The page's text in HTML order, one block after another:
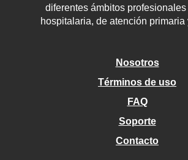
diferentes ámbitos profesionales
hospitalaria, de atención primaria
Nosotros
Términos de uso
FAQ
Soporte
Contacto